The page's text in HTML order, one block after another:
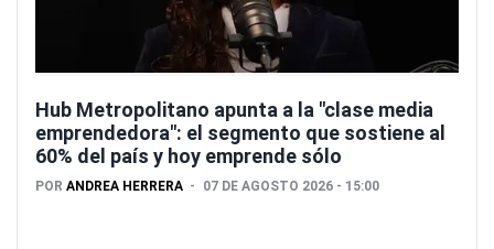
Hub Metropolitano apunta a la "clase media
emprendedora": el segmento que sostiene al
60% del país y hoy emprende sólo
POR ANDREA HERRERA 07 DE AGOSTO 2026 - 15:00